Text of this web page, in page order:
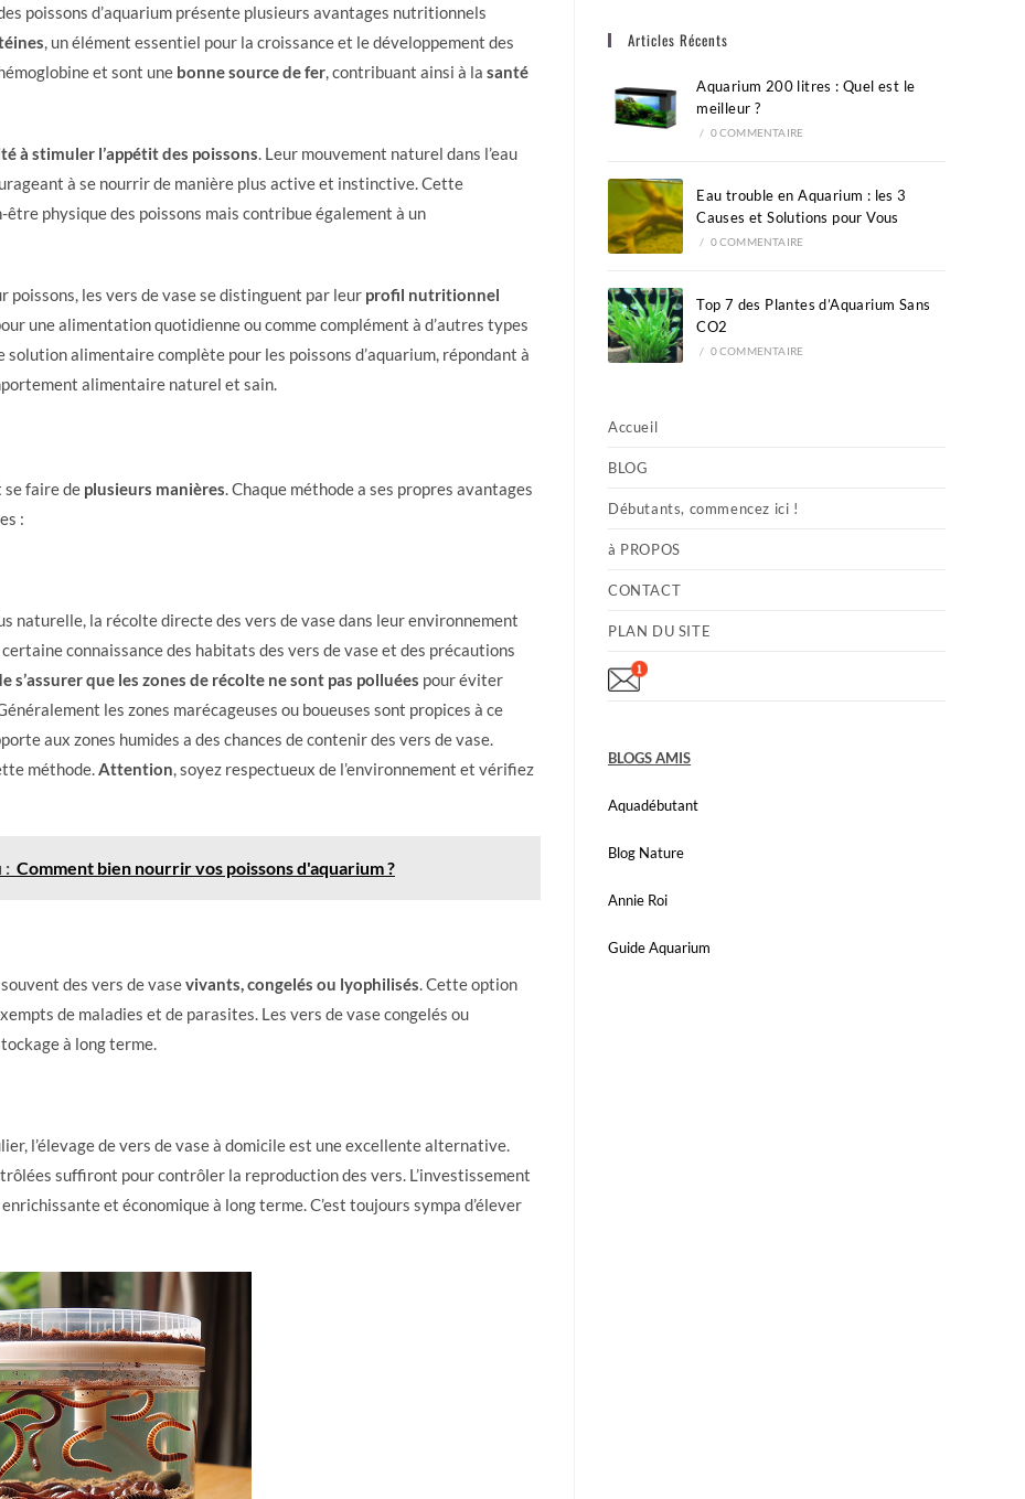
poissons d’aquarium présente plusieurs avantages nutritionnels
, un élément essentiel pour la croissance et le développement des
et sont une bonne source de fer, contribuant ainsi à la santé
à stimuler l’appétit des poissons. Leur mouvement naturel dans l’eau
à se nourrir de manière plus active et instinctive. Cette
physique des poissons mais contribue également à un
les vers de vase se distinguent par leur profil nutritionnel
une alimentation quotidienne ou comme complément à d’autres types
alimentaire complète pour les poissons d’aquarium, répondant à
alimentaire naturel et sain.
se faire de plusieurs manières. Chaque méthode a ses propres avantages
:
naturelle, la récolte directe des vers de vase dans leur environnement
connaissance des habitats des vers de vase et des précautions
s’assurer que les zones de récolte ne sont pas polluées pour éviter
les zones marécageuses ou boueuses sont propices à ce
aux zones humides a des chances de contenir des vers de vase.
méthode.Attention, soyez respectueux de l’environnement et vérifiez
: Comment bien nourrir vos poissons d'aquarium ?
des vers de vasevivants, congelés ou lyophilisés. Cette option
de maladies et de parasites. Les vers de vase congelés ou
à long terme.
l’élevage de vers de vase à domicile est une excellente alternative.
suffiront pour contrôler la reproduction des vers. L’investissement
et économique à long terme. C’est toujours sympa d’élever
Articles Récents
Aquarium 200 litres : Quel est le
meilleur ?
/ 0 COMMENTAIRE
Eau trouble en Aquarium : les 3
Causes et Solutions pour Vous
/ 0 COMMENTAIRE
Top 7 des Plantes d’Aquarium Sans
CO2
/ 0 COMMENTAIRE
Accueil
BLOG
Débutants, commencez ici !
à PROPOS
CONTACT
PLAN DU SITE
BLOGS AMIS
Aquadébutant
Blog Nature
Annie Roi
Guide Aquarium